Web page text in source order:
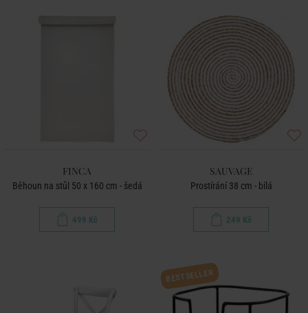
FINCA
Běhoun na stůl 50 x 160 cm - šedá
499 Kč
SAUVAGE
Prostírání 38 cm - bílá
249 Kč
BESTSELLER